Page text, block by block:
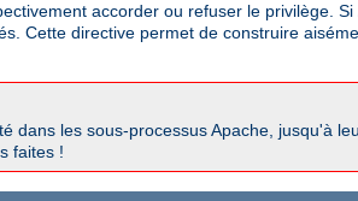
accorder ou refuser le privilège. Si
Cette directive permet de construire
dans les sous-processus Apache, jusqu'à
faites !